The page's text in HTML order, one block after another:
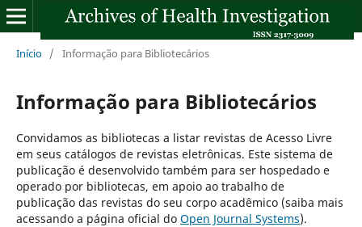
Início / Informação para Bibliotecários
Informação para Bibliotecários
Convidamos as bibliotecas a listar revistas de Acesso Livre
em seus catálogos de revistas eletrônicas. Este sistema de
publicação é desenvolvido também para ser hospedado e
operado por bibliotecas, em apoio ao trabalho de
publicação das revistas do seu corpo acadêmico (saiba mais
acessando a página oficial do Open Journal Systems).